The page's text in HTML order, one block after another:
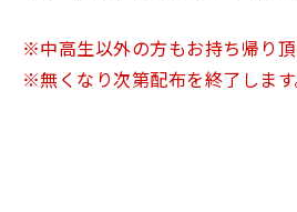
※中高生以外の方もお持ち帰り頂
※無くなり次第配布を終了します